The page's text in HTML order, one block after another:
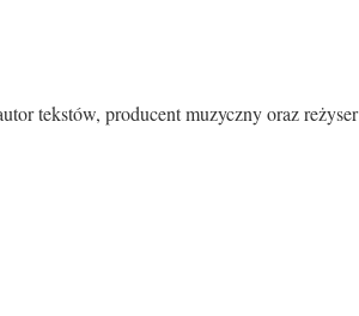
tekstów, producent muzyczny oraz reżyser